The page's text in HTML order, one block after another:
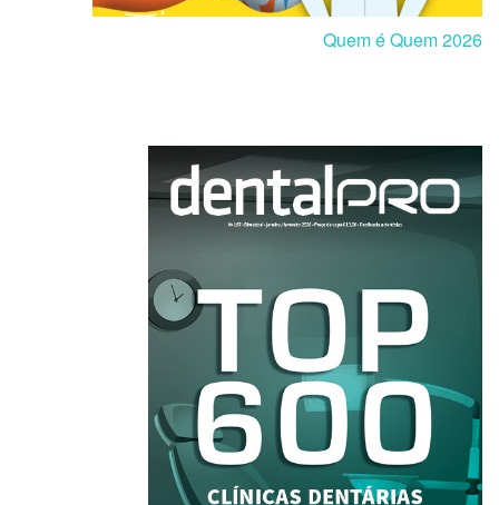
Quem é Quem 2026